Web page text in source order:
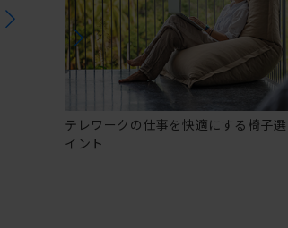
テレワークの仕事を快適にする椅子
イント